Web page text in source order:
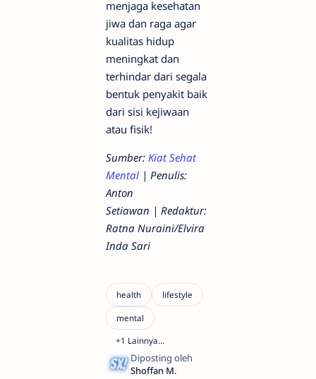
menjaga kesehatan
jiwa dan raga agar
kualitas hidup
meningkat dan
terhindar dari segala
bentuk penyakit baik
dari sisi kejiwaan
atau fisik!
Sumber: Kiat Sehat
Mental | Penulis:
Anton
Setiawan | Redaktur:
Ratna Nuraini/Elvira
Inda Sari